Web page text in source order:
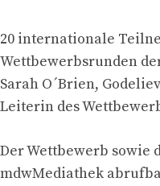
20 internationale
Wettbewerbsrunden
Sarah O´Brien,
Leiterin des
Der Wettbewerb sowie
mdwMediathek